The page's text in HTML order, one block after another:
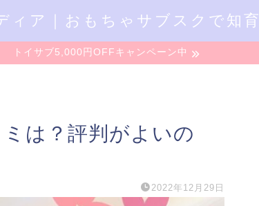
ィア｜おもちゃサブスクで知育
トイサブ5,000円OFFキャンペーン中
は？評判がよいの
2022年12月29日